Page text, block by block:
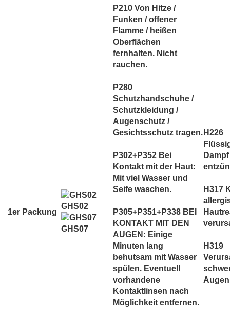
1er Packung
GHS02
GHS07
P210 Von Hitze /
Funken / offener
Flamme / heißen
Oberflächen
fernhalten. Nicht
rauchen.
P280
Schutzhandschuhe /
Schutzkleidung /
Augenschutz /
Gesichtsschutz tragen.
P302+P352 Bei
Kontakt mit der Haut:
Mit viel Wasser und
Seife waschen.
P305+P351+P338 BEI
KONTAKT MIT DEN
AUGEN: Einige
Minuten lang
behutsam mit Wasser
spülen. Eventuell
vorhandene
Kontaktlinsen nach
Möglichkeit entfernen.
H226
Dampf
H317
H319